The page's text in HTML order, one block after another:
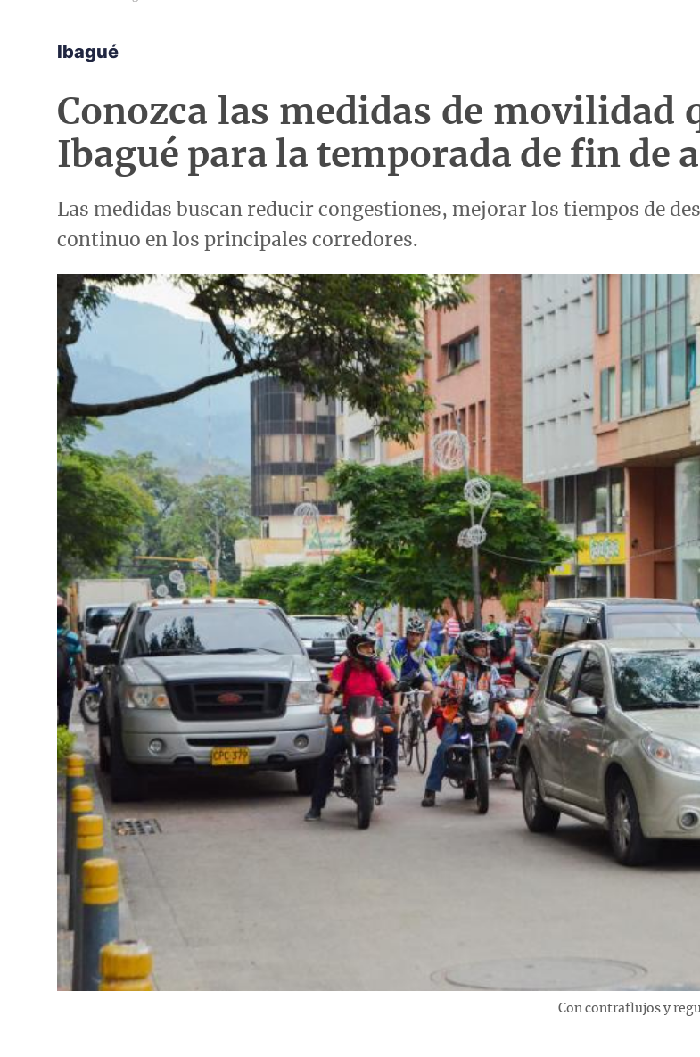
Econoticias y Eventos
Ibagué
Conozca las medidas de movilidad
Ibagué para la temporada de fin de
Las medidas buscan reducir congestiones, mejorar los tiempos de
continuo en los principales corredores.
Imagen
Con contraflujos y